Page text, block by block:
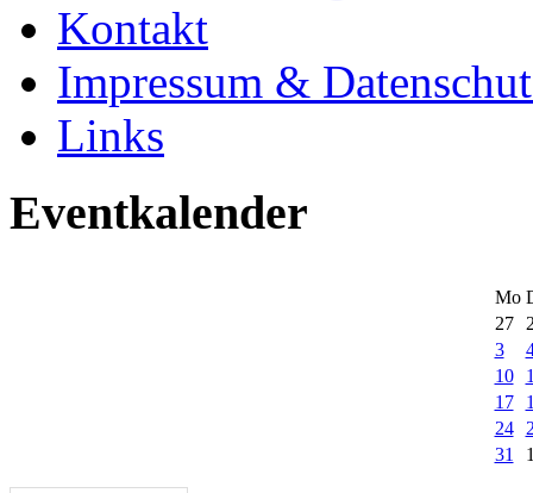
Kontakt
Impressum &
Links
Eventkalender
Mo
27
3
10
17
24
31